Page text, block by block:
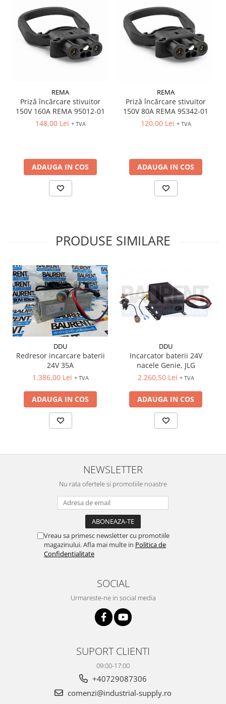
REMA
Priză încărcare stivuitor
150V 160A REMA 95012-01
148,00 Lei + TVA
ADAUGA IN COS
REMA
Priză încărcare stivuitor
150V 80A REMA 95342-01
120,00 Lei + TVA
ADAUGA IN COS
PRODUSE SIMILARE
DDU
Redresor incarcare baterii
24V 35A
1.386,00 Lei + TVA
ADAUGA IN COS
DDU
Incarcator baterii 24V
nacele Genie, JLG
2.260,50 Lei + TVA
ADAUGA IN COS
NEWSLETTER
Nu rata ofertele si promotiile noastre
Vreau sa primesc newsletter cu promotiile
magazinului. Afla mai multe in Politica de
Confidentialitate
SOCIAL
Urmareste-ne in social media
SUPORT CLIENTI
09:00-17:00
+40729087306
comenzi@industrial-supply.ro